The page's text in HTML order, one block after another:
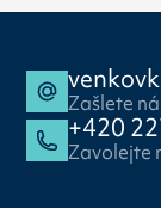
Zašlete
+420
Zavolejte